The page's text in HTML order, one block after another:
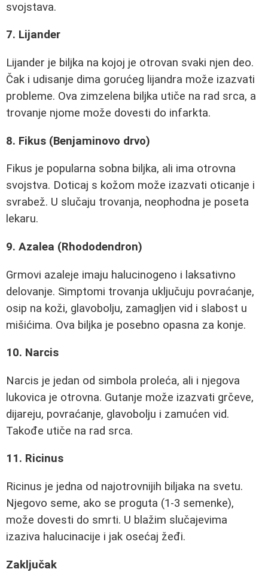
svojstava.
7. Lijander
Lijander je biljka na kojoj je otrovan svaki njen deo.
Čak i udisanje dima gorućeg lijandra može izazvati
probleme. Ova zimzelena biljka utiče na rad srca, a
trovanje njome može dovesti do infarkta.
8. Fikus (Benjaminovo drvo)
Fikus je popularna sobna biljka, ali ima otrovna
svojstva. Doticaj s kožom može izazvati oticanje i
svrabež. U slučaju trovanja, neophodna je poseta
lekaru.
9. Azalea (Rhododendron)
Grmovi azaleje imaju halucinogeno i laksativno
delovanje. Simptomi trovanja uključuju povraćanje,
osip na koži, glavobolju, zamagljen vid i slabost u
mišićima. Ova biljka je posebno opasna za konje.
10. Narcis
Narcis je jedan od simbola proleća, ali i njegova
lukovica je otrovna. Gutanje može izazvati grčeve,
dijareju, povraćanje, glavobolju i zamućen vid.
Takođe utiče na rad srca.
11. Ricinus
Ricinus je jedna od najotrovnijih biljaka na svetu.
Njegovo seme, ako se proguta (1-3 semenke),
može dovesti do smrti. U blažim slučajevima
izaziva halucinacije i jak osećaj žeđi.
Zaključak